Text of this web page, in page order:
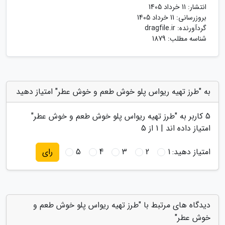
انتشار: 11 خرداد 1405
بروزرسانی: 11 خرداد 1405
گردآورنده: dragfile.ir
شناسه مطلب: 1879
به "طرز تهیه ریواس پلو خوش طعم و خوش عطر" امتیاز دهید
5 کاربر به "طرز تهیه ریواس پلو خوش طعم و خوش عطر"
امتیاز داده اند | 1 از 5
امتیاز دهید:1
2
3
4
5 رای
دیدگاه های مرتبط با "طرز تهیه ریواس پلو خوش طعم و
خوش عطر"